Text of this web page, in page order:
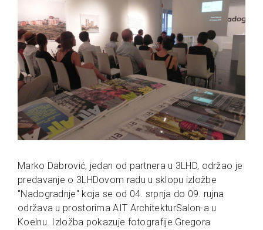
Marko Dabrović, jedan od partnera u 3LHD, održao je
predavanje o 3LHDovom radu u sklopu izložbe
"Nadogradnje" koja se od 04. srpnja do 09. rujna
održava u prostorima AIT ArchitekturSalon-a u
Koelnu. Izložba pokazuje fotografije Gregora